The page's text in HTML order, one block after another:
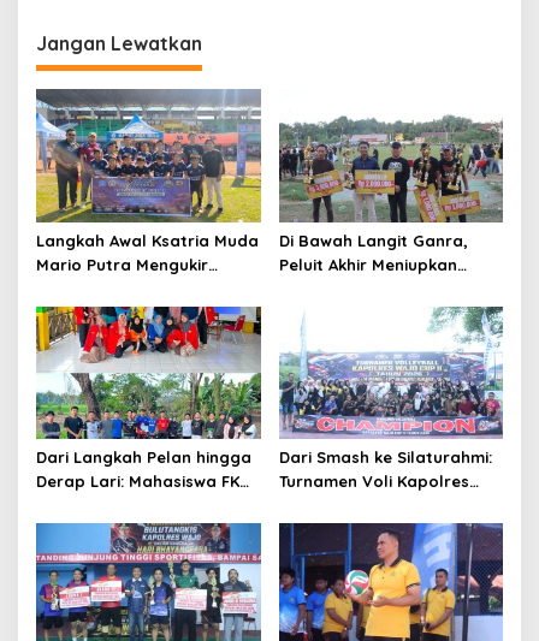
Jangan Lewatkan
Langkah Awal Ksatria Muda
Mario Putra Mengukir
Di Bawah Langit Ganra,
Peluit Akhir Meniupkan
Bola
Dari Langkah Pelan hingga
Derap Lari: Mahasiswa FKM
Sehat di Desa Congko
Dari Smash ke Silaturahmi:
Turnamen Voli Kapolres
Kekompakan di Hari
Bhayangkara ke-80